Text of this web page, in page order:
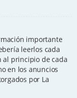
importante
leerlos cada
al principio de cada
en los anuncios
por La